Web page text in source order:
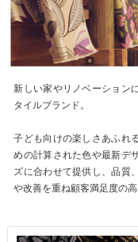
新しい家やリノベーション
タイルブランド。
子ども向けの楽しさあふれ
めの計算された色や最新デ
ズに合わせて提供し、品質
や改善を重ね顧客満足度の高